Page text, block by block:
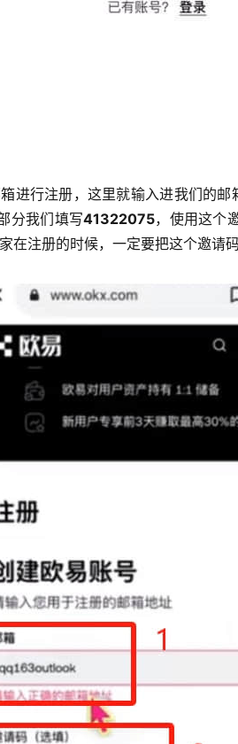
进行注册，这里就输入进我们的
分我们填写41322075，使用这个
在注册的时候，一定要把这个邀请